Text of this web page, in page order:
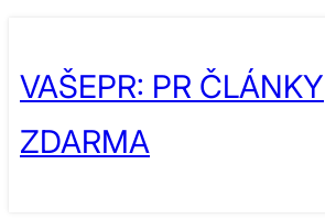
obsah
content
VAŠEPR: PR ČLÁNKY
ZDARMA